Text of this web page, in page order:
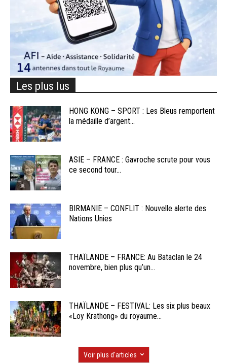
Les plus lus
HONG KONG – SPORT : Les Bleus remportent
la médaille d’argent...
ASIE – FRANCE : Gavroche scrute pour vous
ce second tour...
BIRMANIE – CONFLIT : Nouvelle alerte des
Nations Unies
THAÏLANDE – FRANCE: Au Bataclan le 24
novembre, bien plus qu’un...
THAÏLANDE – FESTIVAL: Les six plus beaux
«Loy Krathong» du royaume...
Voir plus d'articles